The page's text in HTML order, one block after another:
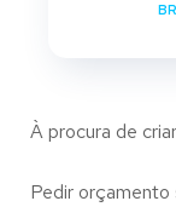
À procura de
Pedir